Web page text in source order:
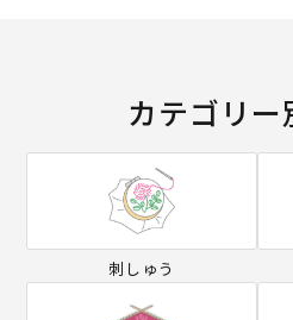
カテゴリー
刺しゅう